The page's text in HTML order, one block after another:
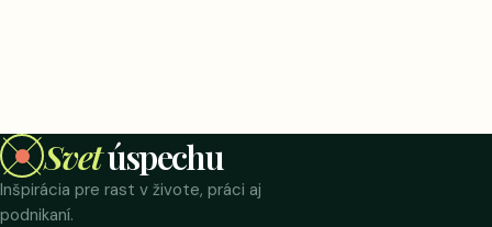
Svetúspechu
Inšpirácia pre rast v živote, práci aj
podnikaní.